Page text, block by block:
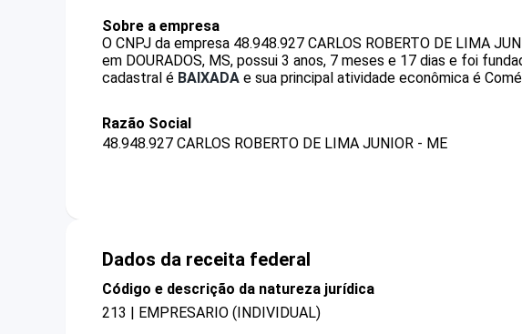
Sobre a empresa
O CNPJ da empresa 48.948.927 CARLOS ROBERTO DE LIMA
em DOURADOS, MS, possui 3 anos, 7 meses e 17 dias e foi
cadastral é BAIXADA e sua principal atividade econômica é
Razão Social
48.948.927 CARLOS ROBERTO DE LIMA JUNIOR - ME
Dados da receita federal
Código e descrição da natureza jurídica
213 | EMPRESARIO (INDIVIDUAL)